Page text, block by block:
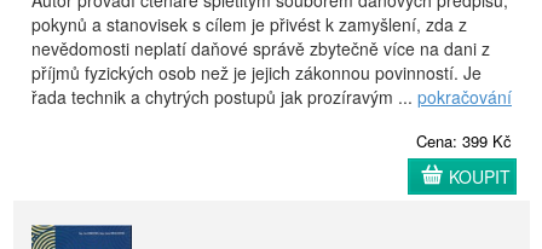
pokynů a stanovisek s cílem je přivést k zamyšlení, zda z
nevědomosti neplatí daňové správě zbytečně více na dani z
příjmů fyzických osob než je jejich zákonnou povinností. Je
řada technik a chytrých postupů jak prozíravým ... pokračování
Cena: 399 Kč
KOUPIT